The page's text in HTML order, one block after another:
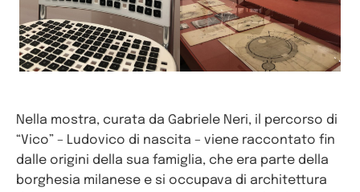
Nella mostra, curata da Gabriele Neri, il percorso di
“Vico” – Ludovico di nascita – viene raccontato fin
dalle origini della sua famiglia, che era parte della
borghesia milanese e si occupava di architettura